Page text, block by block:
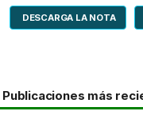
DESCARGA LA NOTA
Publicaciones más